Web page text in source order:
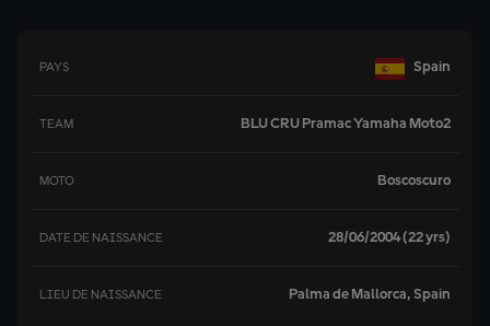
PAYS Spain
TEAM BLU CRU Pramac Yamaha Moto2
MOTO Boscoscuro
DATE DE NAISSANCE 28/06/2004 (22 yrs)
LIEU DE NAISSANCE Palma de Mallorca, Spain